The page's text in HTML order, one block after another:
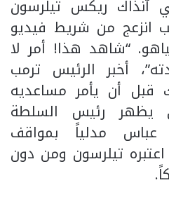
آنذاك ريكس تيلرسون
انزعج من شريط فيديو
“شاهد هذا! أمر لا
أخبر الرئيس ترمب
قبل أن يأمر مساعديه
يظهر رئيس السلطة
عباس مدلياً بمواقف
تيلرسون ومن دون